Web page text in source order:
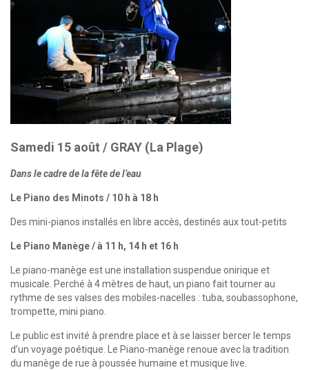
Samedi 15 août / GRAY (La Plage)
Dans le cadre de la fête de l’eau
Le Piano des Minots / 10 h à 18 h
Des mini-pianos installés en libre accès, destinés aux tout-petits
Le Piano Manège / à 11 h, 14 h et 16 h
Le piano-manège est une installation suspendue onirique et
musicale. Perché à 4 mètres de haut, un piano fait tourner au
rythme de ses valses des mobiles-nacelles : tuba, soubassophone,
trompette, mini piano.
Le public est invité à prendre place et à se laisser bercer le temps
d’un voyage poétique. Le Piano-manège renoue avec la tradition
du manège de rue à poussée humaine et musique live.